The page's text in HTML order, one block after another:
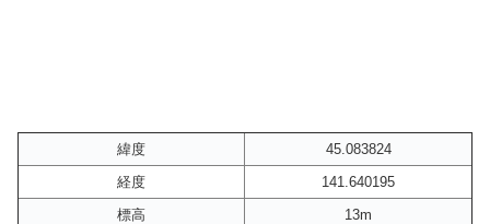
緯度
45.083824
経度
141.640195
標高
13m